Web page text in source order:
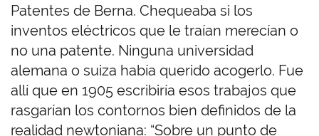
Patentes de Berna. Chequeaba si los
inventos eléctricos que le traían merecían o
no una patente. Ninguna universidad
alemana o suiza había querido acogerlo. Fue
allí que en 1905 escribiría esos trabajos que
rasgarían los contornos bien definidos de la
realidad newtoniana: “Sobre un punto de